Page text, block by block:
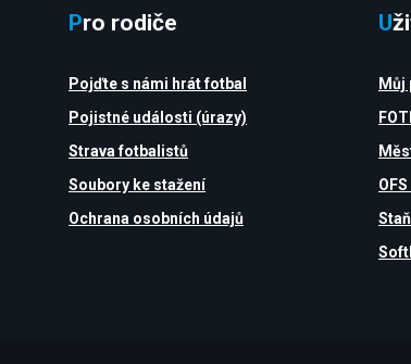
Pro rodiče
Pojďte s námi hrát fotbal
Pojistné události (úrazy)
Strava fotbalistů
Soubory ke stažení
Ochrana osobních údajů
Můj